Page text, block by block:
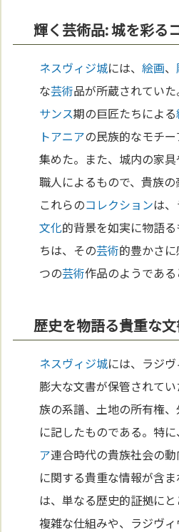
輝く芸術品: 城を彩る
ネスヴィジ城には、絵画、
な芸術品が所蔵されていた
サンス期の巨匠たちによる
トアニアの民族的なモチ
集めた。また、城内の家
職人によるもので、貴族の
これらのコレクションは
文化的背景を如実に物語
ちは、その芸術的豊かさ
つの芸術作品のようである
歴史を物語る貴重な
ネスヴィジ城には、ラジ
膨大な文書が保管されて
族の系譜、土地の所有権
に記したものである。特に
ア連合時代の貴族社会の動
に関する貴重な情報が含
は、単なる歴史的証拠に
複雑な仕組みや、ラジヴ